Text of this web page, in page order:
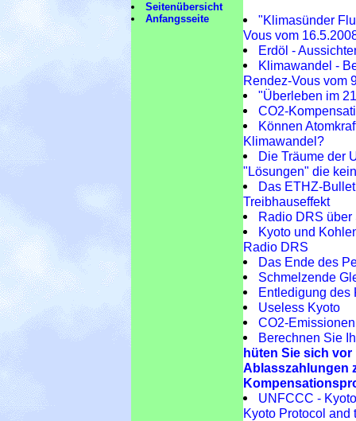
Seitenübersicht
Anfangsseite
"Klimasünder
Vous vom
Erdöl -
Klimawandel -
Rendez-Vous vom
"Überleben im
CO2-
Können
Klimawandel?
Die Träume der
"Lösungen" die
Das ETHZ-
Treibhauseffekt
Radio DRS über
Kyoto und
Radio DRS
Das Ende des
Schmelzende
Entledigung des
Useless Kyoto
CO2-
Berechnen Sie
hüten Sie sich
Ablasszahlungen
UNFCCC -
Kyoto Protocol and